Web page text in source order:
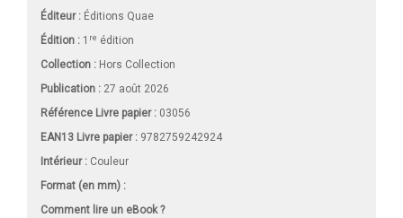
Éditeur : Éditions Quae
Édition : 1 re édition
Collection : Hors Collection
Publication : 27 août 2026
Référence Livre papier : 03056
EAN13 Livre papier : 9782759242924
Intérieur : Couleur
Format (en mm) :
Comment lire un eBook ?